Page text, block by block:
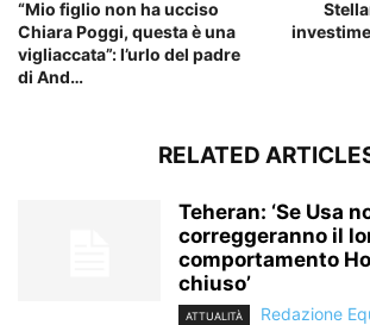
“Mio figlio non ha ucciso
Chiara Poggi, questa è una
vigliaccata”: l’urlo del padre
di And…
RELATED
Teheran: ‘Se Usa
correggeranno il
comportamento
chiuso’
ATTUALITÀ Redazione